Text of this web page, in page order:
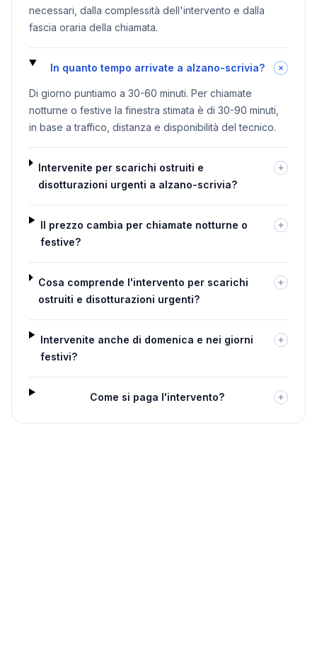
necessari, dalla complessità dell'intervento e dalla
fascia oraria della chiamata.
In quanto tempo arrivate a alzano-scrivia?
Di giorno puntiamo a 30-60 minuti. Per chiamate
notturne o festive la finestra stimata è di 30-90 minuti,
in base a traffico, distanza e disponibilità del tecnico.
Intervenite per scarichi ostruiti e
disotturazioni urgenti a alzano-scrivia?
Il prezzo cambia per chiamate notturne o
festive?
Cosa comprende l'intervento per scarichi
ostruiti e disotturazioni urgenti?
Intervenite anche di domenica e nei giorni
festivi?
Come si paga l'intervento?